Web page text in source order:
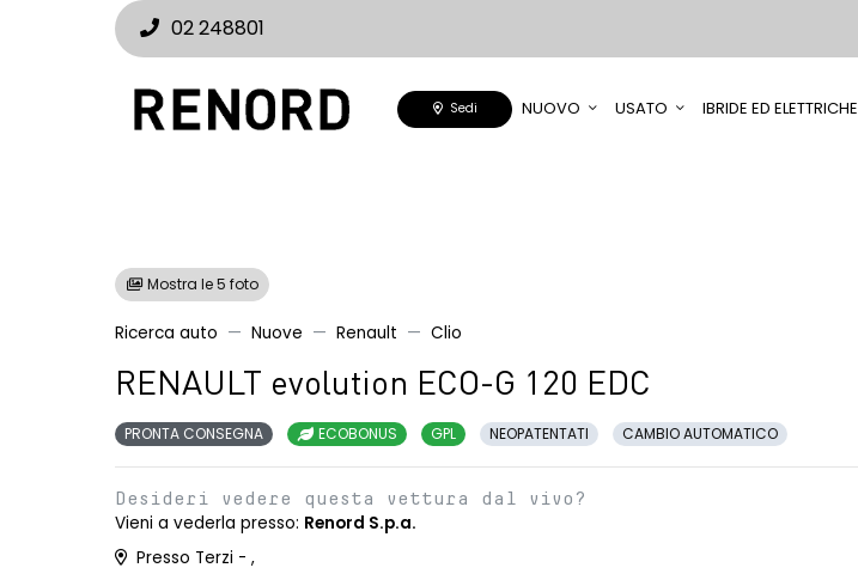
02 248801
Sedi NUOVO USATO IBRIDE ED ELETTRICHE
Mostra le 5 foto
Ricerca auto Nuove Renault Clio
RENAULT evolution ECO-G 120 EDC
PRONTA CONSEGNA ECOBONUS GPL NEOPATENTATI CAMBIO AUTOMATICO
Desideri vedere questa vettura dal vivo?
Vieni a vederla presso: Renord S.p.a.
Presso Terzi - ,